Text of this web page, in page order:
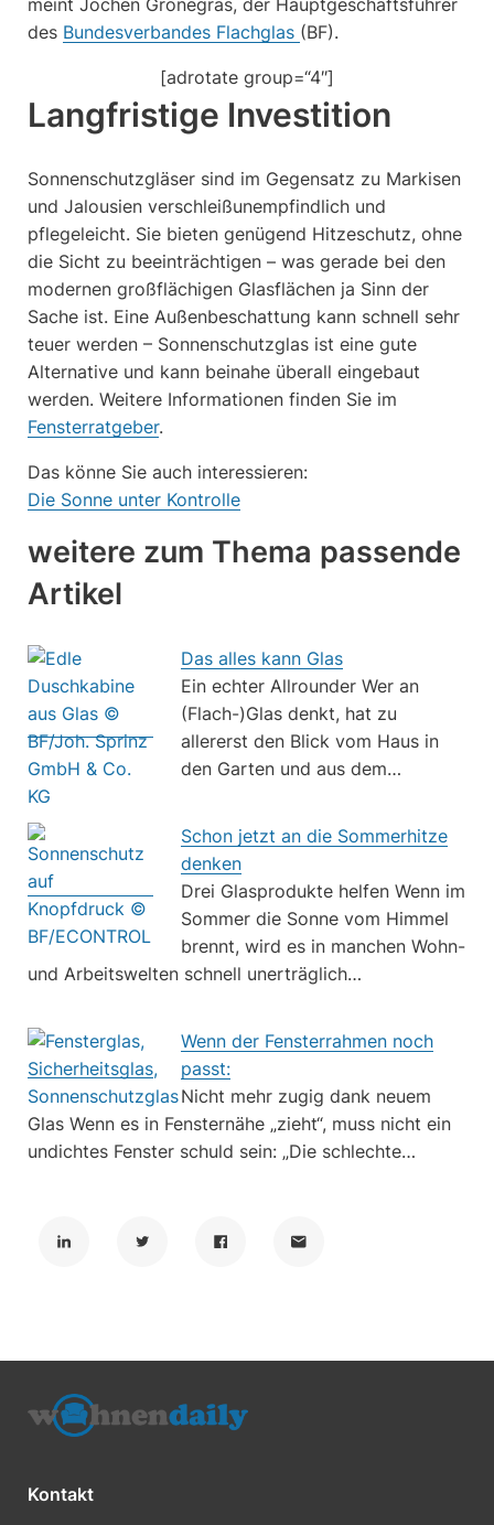
meint Jochen Grönegräs, der Hauptgeschäftsführer
des Bundesverbandes Flachglas (BF).
[adrotate group=“4″]
Langfristige Investition
Sonnenschutzgläser sind im Gegensatz zu Markisen
und Jalousien verschleißunempfindlich und
pflegeleicht. Sie bieten genügend Hitzeschutz, ohne
die Sicht zu beeinträchtigen – was gerade bei den
modernen großflächigen Glasflächen ja Sinn der
Sache ist. Eine Außenbeschattung kann schnell sehr
teuer werden – Sonnenschutzglas ist eine gute
Alternative und kann beinahe überall eingebaut
werden. Weitere Informationen finden Sie im
Fensterratgeber.
Das könne Sie auch interessieren:
Die Sonne unter Kontrolle
weitere zum Thema passende
Artikel
Das alles kann Glas
Ein echter Allrounder Wer an
(Flach-)Glas denkt, hat zu
allererst den Blick vom Haus in
den Garten und aus dem…
Schon jetzt an die Sommerhitze
denken
Drei Glasprodukte helfen Wenn im
Sommer die Sonne vom Himmel
brennt, wird es in manchen Wohn-
und Arbeitswelten schnell unerträglich…
Wenn der Fensterrahmen noch
passt:
Nicht mehr zugig dank neuem
Glas Wenn es in Fensternähe „zieht“, muss nicht ein
undichtes Fenster schuld sein: „Die schlechte…
Kontakt